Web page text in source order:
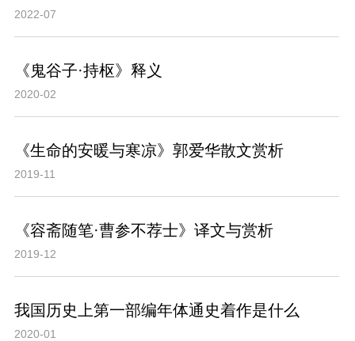
2022-07
《鬼谷子·持枢》释义
2020-02
《生命的安暖与寒凉》郭爱华散文赏析
2019-11
《容斋随笔·曹参不荐士》译文与赏析
2019-12
我国历史上第一部编年体通史着作是什么
2020-01